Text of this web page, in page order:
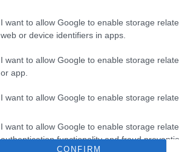
I want to allow Google to enable storage
web or device identifiers in apps.
I want to allow Google to enable storage
or app.
I want to allow Google to enable storage
I want to allow Google to enable storage
authentication functionality and fraud
CONFIRM